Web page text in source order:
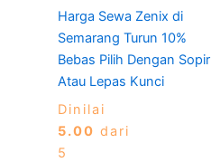
Harga Sewa Zenix di
Semarang Turun 10%
Bebas Pilih Dengan Sopir
Atau Lepas Kunci
Dinilai
5.00 dari
5